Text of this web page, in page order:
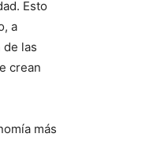
Esto
a
las
crean
más